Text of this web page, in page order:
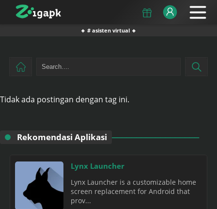
🔹 # asisten virtual 🔹
Tidak ada postingan dengan tag ini.
Rekomendasi Aplikasi
Lynx Launcher
Lynx Launcher is a customizable home
screen replacement for Android that
prov...